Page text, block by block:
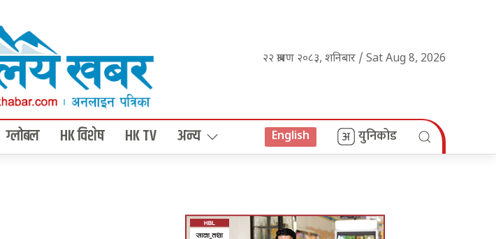
२२ श्रावण २०८३, शनिबार / Sat Aug 8, 2026
ग्लोबल HK विशेष HK TV अन्य English युनिकोड